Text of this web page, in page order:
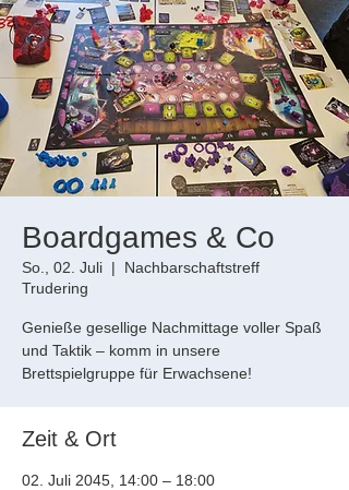
Boardgames & Co
So., 02. Juli
  |
Nachbarschaftstreff
Trudering
Genieße gesellige Nachmittage voller Spaß
und Taktik – komm in unsere
Brettspielgruppe für Erwachsene!
Zeit & Ort
02. Juli 2045, 14:00 – 18:00